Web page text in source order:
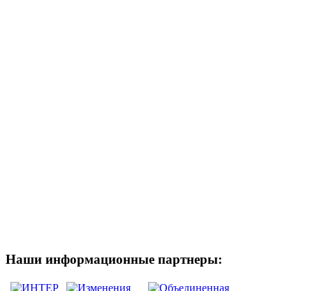
Наши информационные партнеры: